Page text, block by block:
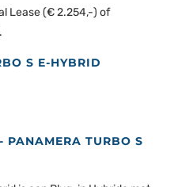
Lease (€ 2.254,-) of
S E-HYBRID
PANAMERA TURBO S